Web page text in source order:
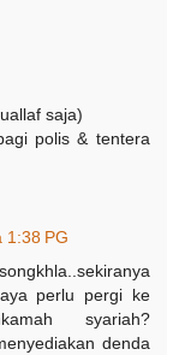
saja)
polis & tentera
1:38 PG
perlu pergi ke
syariah?
denda